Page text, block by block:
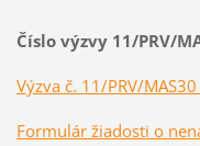
Číslo výzvy 11/PRV/
Výzva č. 11/PRV/
Formulár žiadosti o